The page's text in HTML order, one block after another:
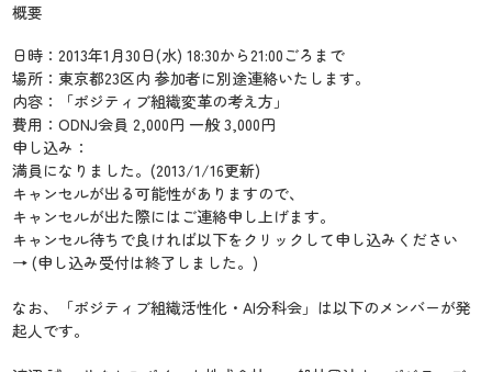
概要
日時：2013年1月30日(水) 18:30から21:00ごろまで
場所：東京都23区内 参加者に別途連絡いたします。
内容：「ポジティブ組織変革の考え方」
費用：ODNJ会員 2,000円 一般 3,000円
申し込み：
満員になりました。(2013/1/16更新)
キャンセルが出る可能性がありますので、
キャンセルが出た際にはご連絡申し上げます。
キャンセル待ちで良ければ以下をクリックして申し込みください
→ (申し込み受付は終了しました。)
なお、「ポジティブ組織活性化・AI分科会」は以下のメンバーが発
起人です。